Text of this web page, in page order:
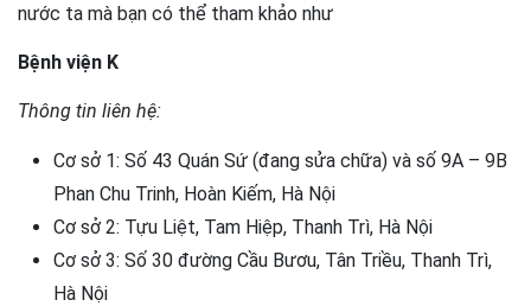
nước ta mà bạn có thể tham khảo như
Bệnh viện K
Thông tin liên hệ:
Cơ sở 1: Số 43 Quán Sứ (đang sửa chữa) và số 9A – 9B
Phan Chu Trinh, Hoàn Kiếm, Hà Nội
Cơ sở 2: Tựu Liệt, Tam Hiệp, Thanh Trì, Hà Nội
Cơ sở 3: Số 30 đường Cầu Bươu, Tân Triều, Thanh Trì,
Hà Nội